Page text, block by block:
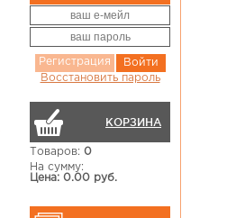
Регистрация
Войти
Восстановить пароль
КОРЗИНА
Товаров: 0
На сумму:
Цена: 0.00 руб.